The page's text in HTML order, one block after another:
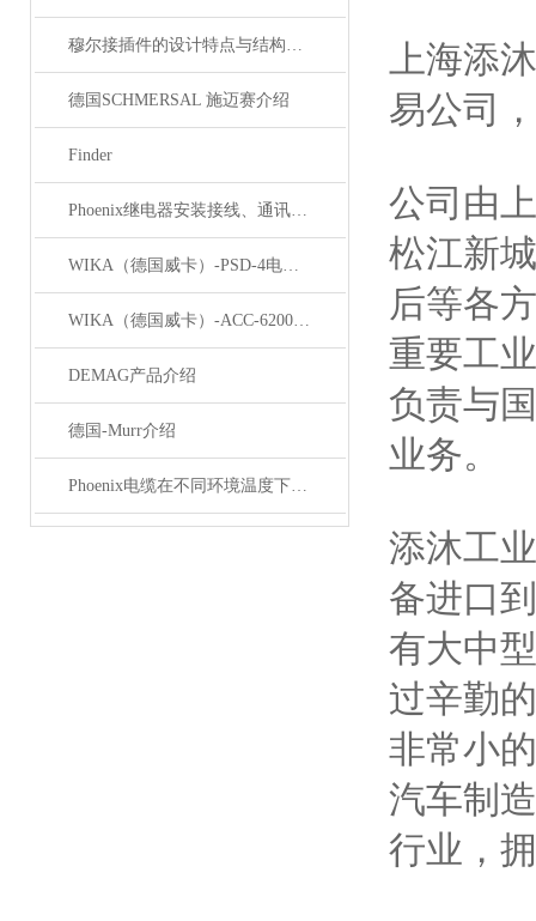
穆尔接插件的设计特点与结构优化
德国SCHMERSAL 施迈赛介绍
Finder
Phoenix继电器安装接线、通讯集成与故障诊断指南
WIKA（德国威卡）-PSD-4电子压力开关
WIKA（德国威卡）-ACC-6200系列压力变送器简介
DEMAG产品介绍
德国-Murr介绍
Phoenix电缆在不同环境温度下的性能表现如何？
上海添
易公司
公司由
松江新
后等各
重要工
负责与
业务。
添沐工
备进口
有大中
过辛勤
非常小
汽车制
行业，